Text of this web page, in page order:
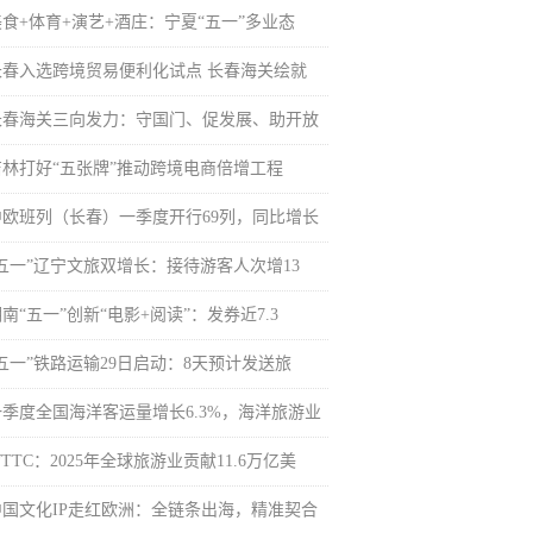
+体育+演艺+酒庄：宁夏“五一”多业态
入选跨境贸易便利化试点 长春海关绘就
海关三向发力：守国门、促发展、助开放
林打好“五张牌”推动跨境电商倍增工程
欧班列（长春）一季度开行69列，同比增长
一”辽宁文旅双增长：接待游客人次增13
“五一”创新“电影+阅读”：发券近7.3
一”铁路运输29日启动：8天预计发送旅
度全国海洋客运量增长6.3%，海洋旅游业
：2025年全球旅游业贡献11.6万亿美
文化IP走红欧洲：全链条出海，精准契合